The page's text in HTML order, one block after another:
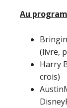
Au
(livre,
Harry
crois)